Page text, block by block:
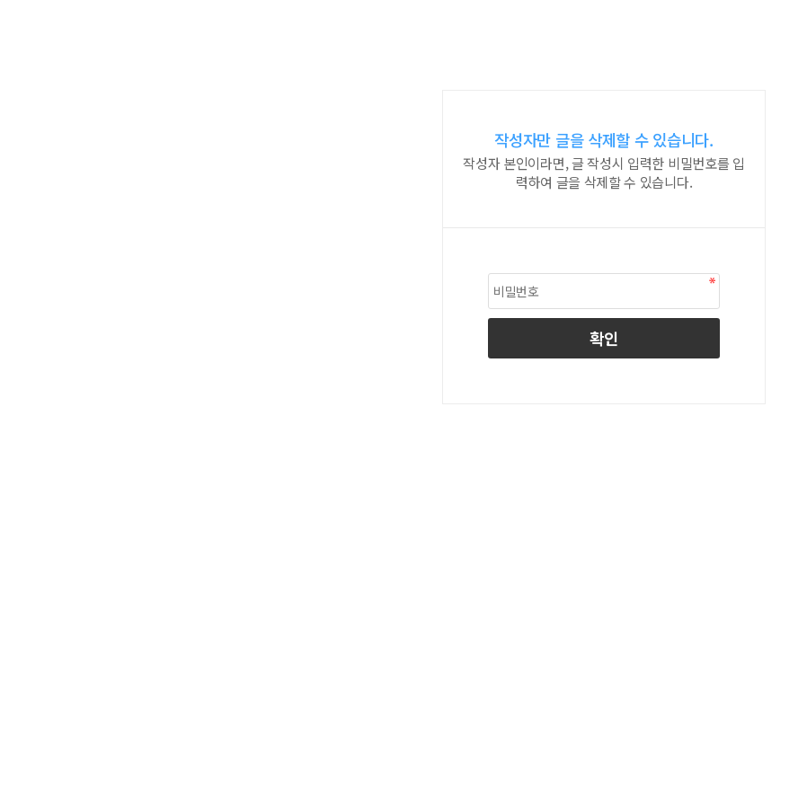
작성자만 글을 삭제할 수 있습니다.
작성자 본인이라면, 글 작성시 입력한 비밀번호를 입
력하여 글을 삭제할 수 있습니다.